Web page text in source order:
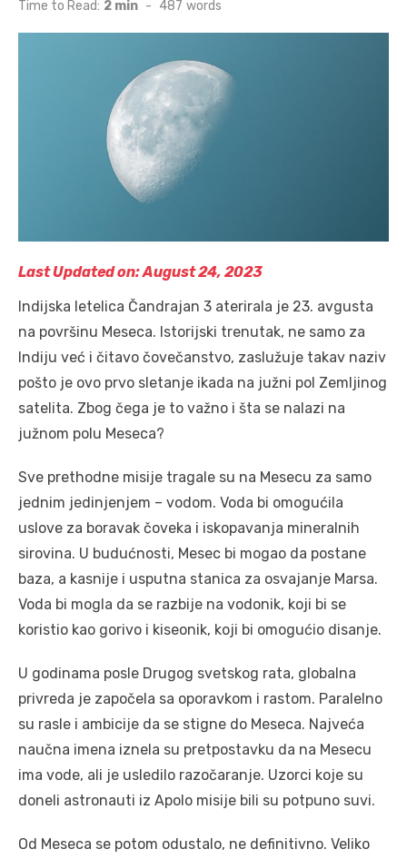
Time to Read: 2 min - 487 words
Last Updated on: August 24, 2023
Indijska letelica Čandrajan 3 aterirala je 23. avgusta
na površinu Meseca. Istorijski trenutak, ne samo za
Indiju već i čitavo čovečanstvo, zaslužuje takav naziv
pošto je ovo prvo sletanje ikada na južni pol Zemljinog
satelita. Zbog čega je to važno i šta se nalazi na
južnom polu Meseca?
Sve prethodne misije tragale su na Mesecu za samo
jednim jedinjenjem – vodom. Voda bi omogućila
uslove za boravak čoveka i iskopavanja mineralnih
sirovina. U budućnosti, Mesec bi mogao da postane
baza, a kasnije i usputna stanica za osvajanje Marsa.
Voda bi mogla da se razbije na vodonik, koji bi se
koristio kao gorivo i kiseonik, koji bi omogućio disanje.
U godinama posle Drugog svetskog rata, globalna
privreda je započela sa oporavkom i rastom. Paralelno
su rasle i ambicije da se stigne do Meseca. Najveća
naučna imena iznela su pretpostavku da na Mesecu
ima vode, ali je usledilo razočaranje. Uzorci koje su
doneli astronauti iz Apolo misije bili su potpuno suvi.
Od Meseca se potom odustalo, ne definitivno. Veliko